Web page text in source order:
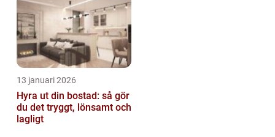
13 januari 2026
Hyra ut din bostad: så gör
du det tryggt, lönsamt och
lagligt